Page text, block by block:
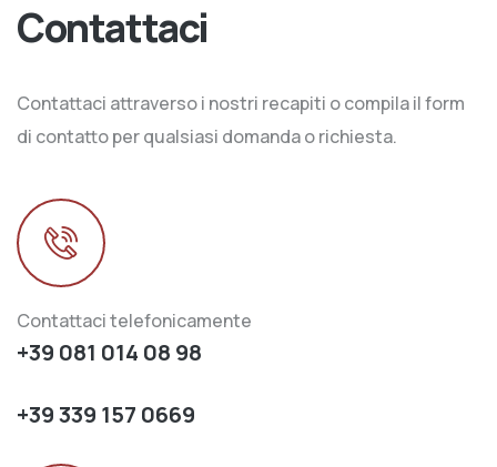
Contattaci
Contattaci attraverso i nostri recapiti o compila il form
di contatto per qualsiasi domanda o richiesta.
Contattaci telefonicamente
+39 081 014 08 98
+39 339 157 0669